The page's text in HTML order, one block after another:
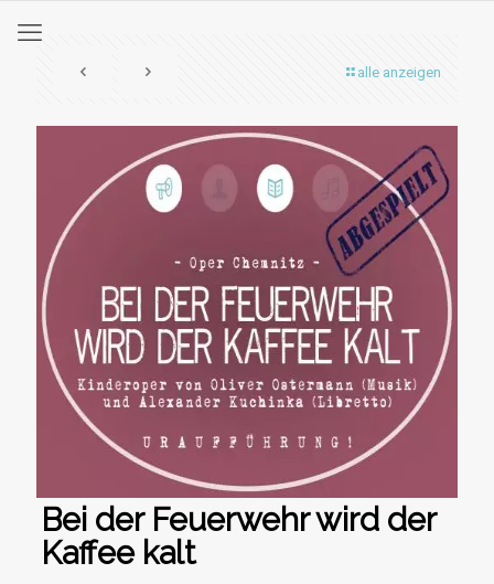
alle anzeigen
Bei der Feuerwehr wird der
Kaffee kalt